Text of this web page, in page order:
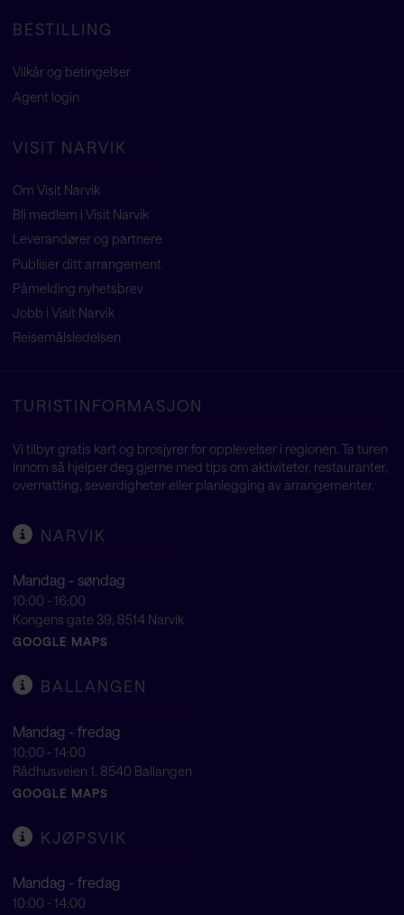
BESTILLING
Vilkår og betingelser
Agent login
VISIT NARVIK
Om Visit Narvik
Bli medlem i Visit Narvik
Leverandører og partnere
Publiser ditt arrangement
Påmelding nyhetsbrev
Jobb i Visit Narvik
Reisemålsledelsen
TURISTINFORMASJON
Vi tilbyr gratis kart og brosjyrer for opplevelser i regionen. Ta turen
innom så hjelper deg gjerne med tips om aktiviteter, restauranter,
overnatting, severdigheter eller planlegging av arrangementer.
NARVIK
Mandag - søndag
10:00 - 16:00
Kongens gate 39, 8514 Narvik
GOOGLE MAPS
BALLANGEN
Mandag - fredag
10:00 - 14:00
Rådhusveien 1, 8540 Ballangen
GOOGLE MAPS
KJØPSVIK
Mandag - fredag
10:00 - 14:00